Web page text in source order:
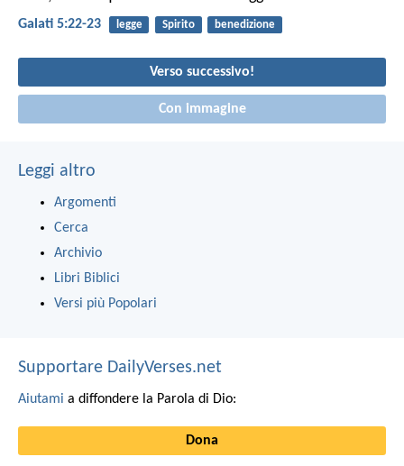
Galati 5:22-23 legge Spirito benedizione
Verso successivo!
Con immagine
Leggi altro
Argomenti
Cerca
Archivio
Libri Biblici
Versi più Popolari
Supportare DailyVerses.net
Aiutami a diffondere la Parola di Dio:
Dona